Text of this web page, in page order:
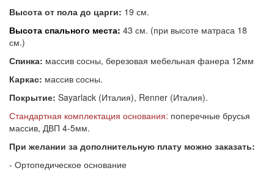
Высота от пола до царги: 19 см.
Высота спального места: 43 см. (при высоте матраса 18
см.)
Спинка: массив сосны, березовая мебельная фанера 12мм
Каркас: массив сосны.
Покрытие: Sayarlack (Италия), Renner (Италия).
Стандартная комплектация основания: поперечные брусья
массив, ДВП 4-5мм.
При желании за дополнительную плату можно заказать:
- Ортопедическое основание